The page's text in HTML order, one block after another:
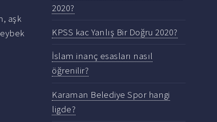
aşk
2020?
KPSS kac Yanlış Bir Doğru 2020?
İslam inanç esasları nasıl
öğrenilir?
Karaman Belediye Spor hangi
ligde?